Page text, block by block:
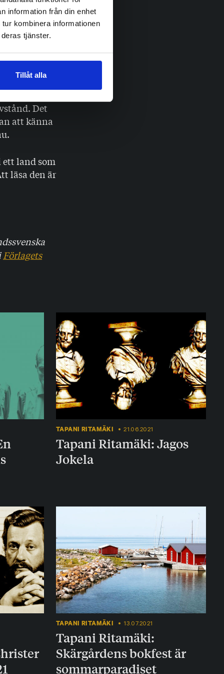
information från din enhet
kombinera informationen
tjänster.
Tillåt alla
Westö har
de
Linnas
kraft
Det
att känna
land som
läsa den är
Förlagets
TAPANI RITAMÄKI 21.06.2021
Tapani Ritamäki: Jagos
Jokela
TAPANI RITAMÄKI 13.07.2021
Tapani Ritamäki:
Skärgårdens bokfest är
sommarparadiset